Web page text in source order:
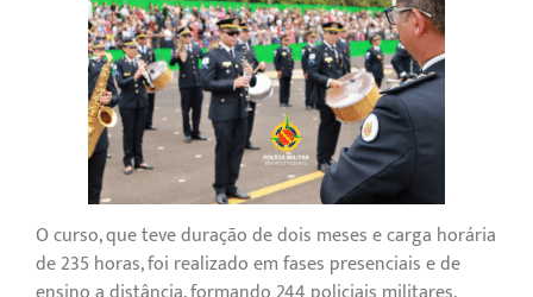
O curso, que teve duração de dois meses e carga horária
de 235 horas, foi realizado em fases presenciais e de